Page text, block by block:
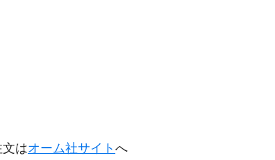
はオーム社サイトへ